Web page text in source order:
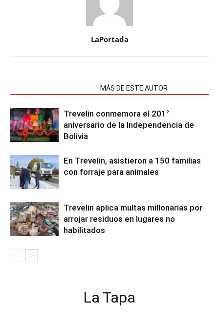
LaPortada
MÁS DE ESTE AUTOR
Trevelin conmemora el 201°
aniversario de la Independencia de
Bolivia
En Trevelin, asistieron a 150 familias
con forraje para animales
Trevelin aplica multas millonarias por
arrojar residuos en lugares no
habilitados
La Tapa